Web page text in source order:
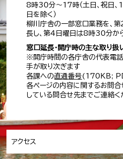
8時30分～17時（土日、祝日
日を除く）
柳川庁舎の一部窓口業務を、
長し、第4日曜日は8時30分か
窓口延長・開庁時の主な取り扱
※開庁時間の各庁舎の代表電
手が取り次ぎます
各課への直通番号(170KB;
各ページの内容に関するお問合
している問合せ先までご連絡く
アクセス